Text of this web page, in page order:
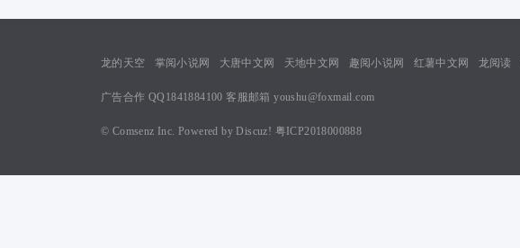
龙的天空 掌阅小说网 大唐中文网 天地中文网 趣阅小说网 红薯中文网 龙阅读
广告合作 QQ1841884100 客服邮箱 youshu@foxmail.com
© Comsenz Inc. Powered byDiscuz! 粤ICP2018000888